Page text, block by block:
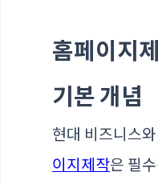
홈페이지
기본 개념
현대 비즈니스
이지제작은 필